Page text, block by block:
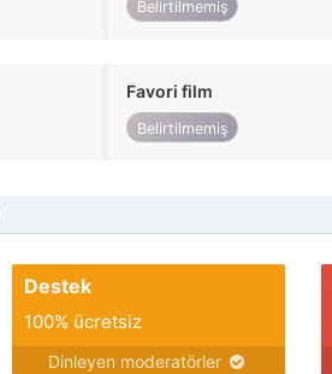
Belirtilmemiş
Favori film
Belirtilmemiş
Destek
100% ücretsiz
Dinleyen moderatörler